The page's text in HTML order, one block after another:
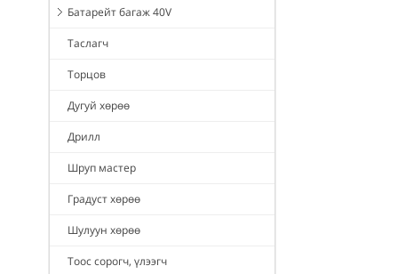
Батарейт багаж 40V
Таслагч
Торцов
Дугуй хөрөө
Дрилл
Шруп мастер
Градуст хөрөө
Шулуун хөрөө
Тоос сорогч, үлээгч